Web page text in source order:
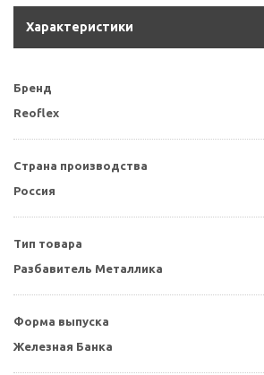
Характеристики
Бренд
Reoflex
Страна производства
Россия
Тип товара
Разбавитель Металлика
Форма выпуска
Железная Банка